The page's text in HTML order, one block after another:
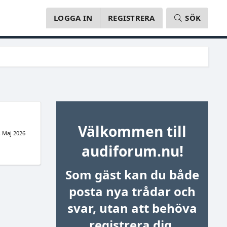
LOGGA IN REGISTRERA SÖK
Maj 2026
Välkommen till
audiforum.nu!
Som gäst kan du både
posta nya trådar och
svar, utan att behöva